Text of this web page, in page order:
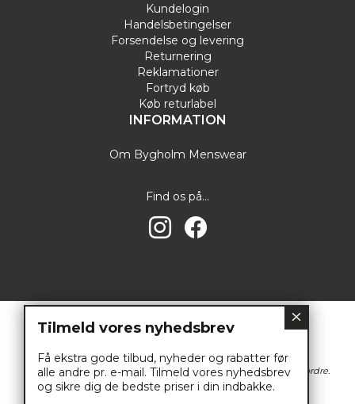
Tilmeld vores nyhedsbrev
Få ekstra gode tilbud, nyheder og rabatter før
alle andre pr. e-mail. Tilmeld vores nyhedsbrev
og sikre dig de bedste priser i din indbakke.
Kundelogin
Handelsbetingelser
Forsendelse og levering
Returnering
Reklamationer
Fortryd køb
Køb returlabel
INFORMATION
Om Bygholm Menswear
Find os på...
OBS! Din bestilling er først bindende, når vi har bekræftet din ordre.